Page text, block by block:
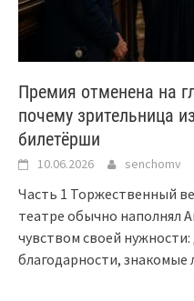
Премия отменена на
почему зрительница
билетёрши
10.06.2026 senchomv
Часть 1 Торжественный
театре обычно наполнял
чувством своей
благодарности, знакомые